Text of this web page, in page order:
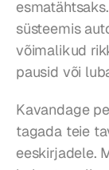
süsteemis
võimalikud
pausid või
Kavandage
tagada teie
eeskirjadele.